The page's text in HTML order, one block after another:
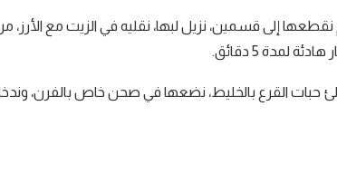
إلى قسمين، نزيل لبها، نقليه في الزيت مع الأرز،
لمدة 5 دقائق.